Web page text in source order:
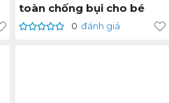
toàn chống bụi cho bé
0 đánh giá